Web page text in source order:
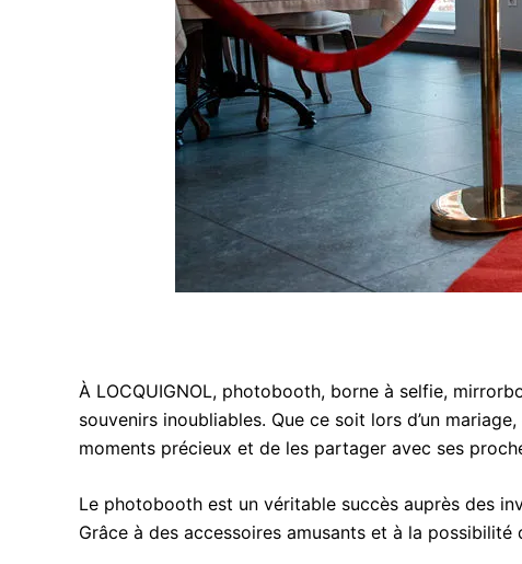
À LOCQUIGNOL, photobooth, borne à selfie,
souvenirs inoubliables. Que ce soit lors d’un
moments précieux et de les partager avec ses
Le photobooth est un véritable succès auprès des
Grâce à des accessoires amusants et à la